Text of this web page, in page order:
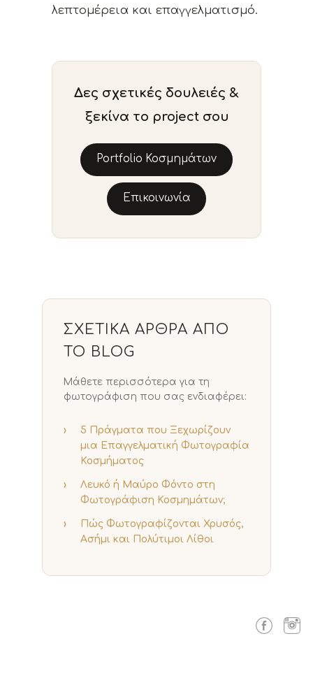
λεπτομέρεια και επαγγελματισμό.
Δες σχετικές δουλειές &
ξεκίνα το project σου
Portfolio Κοσμημάτων
Επικοινωνία
ΣΧΕΤΙΚΆ ΆΡΘΡΑ ΑΠΌ
ΤΟ BLOG
Μάθετε περισσότερα για τη
φωτογράφιση που σας ενδιαφέρει:
›
5 Πράγματα που Ξεχωρίζουν
μια Επαγγελματική Φωτογραφία
Κοσμήματος
›
Λευκό ή Μαύρο Φόντο στη
Φωτογράφιση Κοσμημάτων;
›
Πώς Φωτογραφίζονται Χρυσός,
Ασήμι και Πολύτιμοι Λίθοι